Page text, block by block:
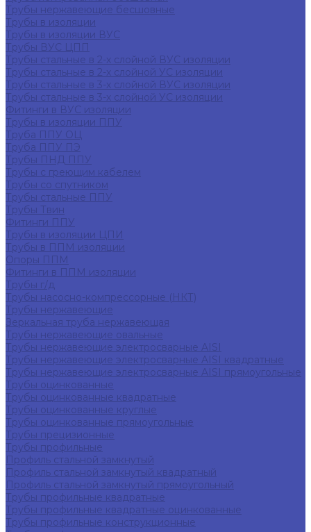
Трубы нержавеющие бесшовные
Трубы в изоляции
Трубы в изоляции ВУС
Трубы ВУС ЦПП
Трубы стальные в 2-х слойной ВУС изоляции
Трубы стальные в 2-х слойной УС изоляции
Трубы стальные в 3-х слойной ВУС изоляции
Трубы стальные в 3-х слойной УС изоляции
Фитинги в ВУС изоляции
Трубы в изоляции ППУ
Труба ППУ ОЦ
Труба ППУ ПЭ
Трубы ПНД ППУ
Трубы с греющим кабелем
Трубы со спутником
Трубы стальные ППУ
Трубы Твин
Фитинги ППУ
Трубы в изоляции ЦПИ
Трубы в ППМ изоляции
Опоры ППМ
Фитинги в ППМ изоляции
Трубы г/д
Трубы насосно-компрессорные (НКТ)
Трубы нержавеющие
Зеркальная труба нержавеющая
Трубы нержавеющие овальные
Трубы нержавеющие электросварные AISI
Трубы нержавеющие электросварные AISI квадратные
Трубы нержавеющие электросварные AISI прямоугольные
Трубы оцинкованные
Трубы оцинкованные квадратные
Трубы оцинкованные круглые
Трубы оцинкованные прямоугольные
Трубы прецизионные
Трубы профильные
Профиль стальной замкнутый
Профиль стальной замкнутый квадратный
Профиль стальной замкнутый прямоугольный
Трубы профильные квадратные
Трубы профильные квадратные оцинкованные
Трубы профильные конструкционные